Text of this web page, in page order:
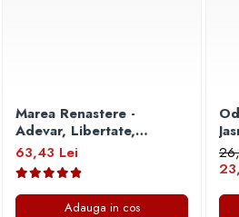
Marea Renastere -
Adevar, Libertate,
Suveranitate
63,43 Lei
Adauga in cos
ml